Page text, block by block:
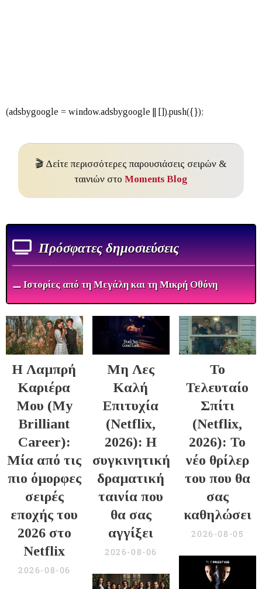
🎬 Δείτε περισσότερες παρουσιάσεις σειρών &
ταινιών στοMoments Blog
Πρόσφατες δημοσιεύσεις
⚊ Ιστορίες από τη Μεγάλη και τη Μικρή Οθόνη
Η Λαμπρή
Καριέρα
Μου (My
Brilliant
Career):
Μία από τις
πιο όμορφες
σειρές
εποχής του
2026 στο
Netflix
2026-08-06
Μη Λες
Καλή
Επιτυχία
(Netflix,
2026): Η
συγκινητική
δραματική
ταινία που
θα σας
αγγίξει
2026-08-06
Το
Τελευταίο
Σπίτι
(Netflix,
2026): Το
νέο θρίλερ
του που θα
σας
καθηλώσει
2026-08-05